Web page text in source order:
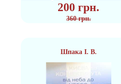
200 грн.
360 грн.
Шпака І. В.